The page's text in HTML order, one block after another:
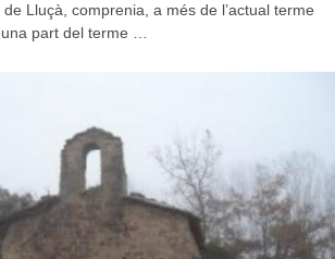
Lluçà, comprenia, a més de l’actual terme
part del terme …